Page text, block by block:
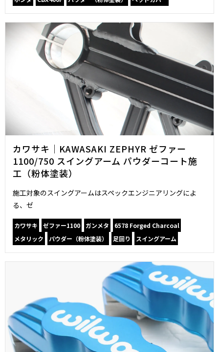
カワサキ｜KAWASAKI ZEPHYR ゼファー
1100/750 スイングアーム パウダーコート施
工（粉体塗装）
施工対象のスイングアームはスペックエンジニアリングによ
る、ゼ
カワサキ ゼファー1100 ガンメタ
6578 Forged Charcoal
メタリック
パウダー（粉体塗装） 足回り スイングアーム